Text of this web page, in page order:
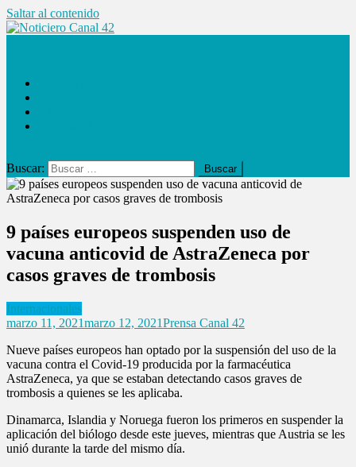
Saltar al contenido
Buscar:
9 países europeos suspenden uso de
vacuna anticovid de AstraZeneca por
casos graves de trombosis
Internacionales
marzo 11, 2021marzo 12, 2021Prensa Canal 42
Nueve países europeos han optado por la suspensión del uso de la
vacuna contra el Covid-19 producida por la farmacéutica
AstraZeneca, ya que se estaban detectando casos graves de
trombosis a quienes se les aplicaba.
Dinamarca, Islandia y Noruega fueron los primeros en suspender la
aplicación del biólogo desde este jueves, mientras que Austria se les
unió durante la tarde del mismo día.